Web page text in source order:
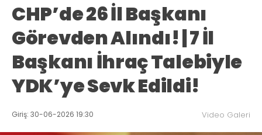
CHP’de 26 İl Başkanı
Görevden Alındı! | 7 İl
Başkanı İhraç Talebiyle
YDK’ye Sevk Edildi!
Giriş: 30-06-2026 19:30 Video Galeri